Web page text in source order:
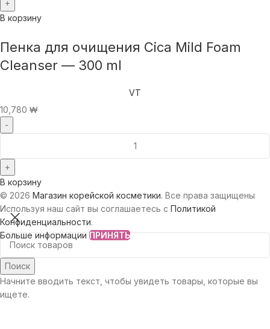
В корзину
Пенка для очищения Cica Mild Foam
Cleanser — 300 ml
VT
10,780 ₩
В корзину
© 2026 Магазин корейской косметики. Все права защищены
Поиск
Начните вводить текст, чтобы увидеть товары, которые вы
ищете.
Используя наш сайт вы соглашаетесь с Политикой
Конфиденциальности.
Больше информацииПРИНЯТЬ